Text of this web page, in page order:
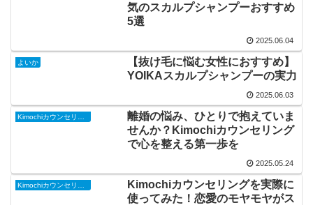
気のスカルプシャンプーおすすめ
5選
2025.06.04
よいか
【抜け毛に悩む女性におすすめ】
YOIKAスカルプシャンプーの実力
2025.06.03
離婚の悩み、ひとりで抱えていま
せんか？Kimochiカウンセリング
で心を整える第一歩を
2025.05.24
Kimochiカウンセリングを実際に
使ってみた！恋愛のモヤモヤがス